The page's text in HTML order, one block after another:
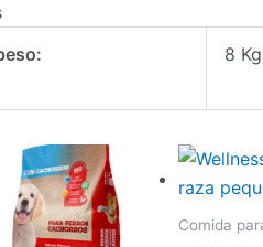
8
Comida